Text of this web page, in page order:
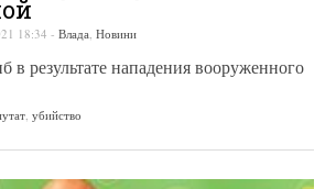
18:34 - Влада, Новини
в результате нападения вооруженного
, убийство